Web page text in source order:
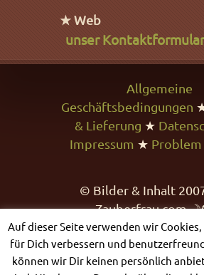
★ Web
unser Kontaktformular
Allgemeine
Geschäftsbedingungen
& Lieferung ★
Impressum ★
© Bilder & Inhalt
Zauberfrau.com
Auf dieser Seite verwenden wir
für Dich verbessern und
können wir Dir keinen persönlich